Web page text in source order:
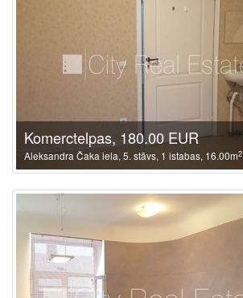
Komerctelpas, 180.00 EUR
Aleksandra Čaka iela, 5. stāvs, 1 istabas, 16.00m2